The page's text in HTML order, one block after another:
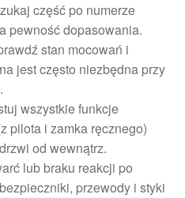
część po numerze
pewność dopasowania.
stan mocowań i
jest często niezbędna przy
wszystkie funkcje
pilota i zamka ręcznego)
od wewnątrz.
lub braku reakcji po
przewody i styki